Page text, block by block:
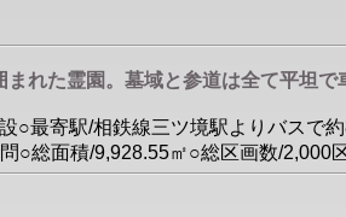
れた霊園。墓域と参道は全て平坦
○最寄駅/相鉄線三ツ境駅よりバスで
○総面積/9,928.55㎡○総区画数/